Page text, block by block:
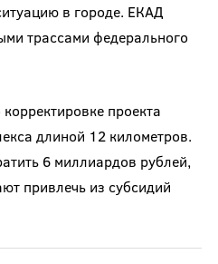
в городе. ЕКАД
трассами федерального
проекта
длиной 12 километров.
6 миллиардов рублей,
привлечь из субсидий